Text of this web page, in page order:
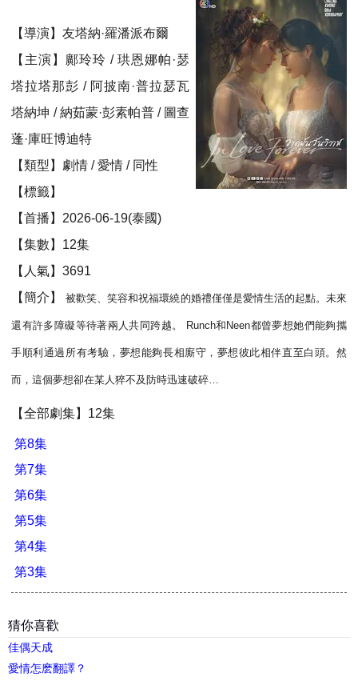
【導演】友塔納·羅潘派布爾
【主演】鄺玲玲 / 珙恩娜帕·瑟
塔拉塔那彭 / 阿披南·普拉瑟瓦
塔納坤 / 納茹蒙·彭素帕普 / 圖查
蓬·庫旺博迪特
【類型】劇情 / 愛情 / 同性
【標籤】
【首播】2026-06-19(泰國)
【集數】12集
【人氣】3691
【簡介】被歡笑、笑容和祝福環繞的婚禮僅僅是愛情生活的起點。未來
還有許多障礙等待著兩人共同跨越。 Runch和Neen都曾夢想她們能夠攜
手順利通過所有考驗，夢想能夠長相廝守，夢想彼此相伴直至白頭。然
而，這個夢想卻在某人猝不及防時迅速破碎…
【全部劇集】12集
第8集
第7集
第6集
第5集
第4集
第3集
猜你喜歡
佳偶天成
愛情怎麽翻譯？